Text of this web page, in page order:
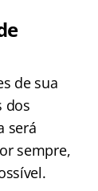
de sua
dos
será
sempre,